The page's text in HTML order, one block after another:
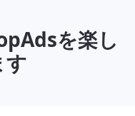
を楽し
す